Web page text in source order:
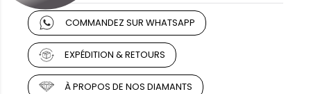
COMMANDEZ SUR WHATSAPP
EXPÉDITION & RETOURS
À PROPOS DE NOS DIAMANTS